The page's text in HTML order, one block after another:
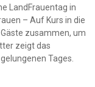
LandFrauentag in
– Auf Kurs in die
zusammen, um
zeigt das
Tages.